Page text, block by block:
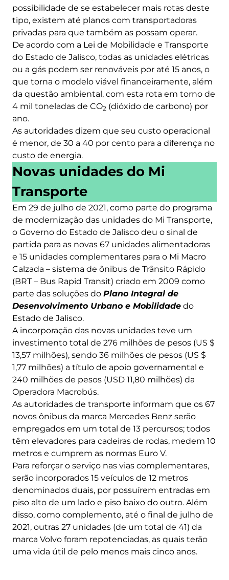
possibilidade de se estabelecer mais rotas deste
tipo, existem até planos com transportadoras
privadas para que também as possam operar.
De acordo com a Lei de Mobilidade e Transporte
do Estado de Jalisco, todas as unidades elétricas
ou a gás podem ser renováveis ​​por até 15 anos, o
que torna o modelo viável financeiramente, além
da questão ambiental, com esta rota em torno de
4 mil toneladas de CO2 (dióxido de carbono) por
ano.
As autoridades dizem que seu custo operacional
é menor, de 30 a 40 por cento para a diferença no
custo de energia.
Novas unidades do Mi
Transporte
Em 29 de julho de 2021, como parte do programa
de modernização das unidades do Mi Transporte,
o Governo do Estado de Jalisco deu o sinal de
partida para as novas 67 unidades alimentadoras
e 15 unidades complementares para o Mi Macro
Calzada – sistema de ônibus de Trânsito Rápido
(BRT – Bus Rapid Transit) criado em 2009 como
parte das soluções do Plano Integral de
Desenvolvimento Urbano e Mobilidade do
Estado de Jalisco.
A incorporação das novas unidades teve um
investimento total de 276 milhões de pesos (US $
13,57 milhões), sendo 36 milhões de pesos (US $
1,77 milhões) a título de apoio governamental e
240 milhões de pesos (USD 11,80 milhões) da
Operadora Macrobús.
As autoridades de transporte informam que os 67
novos ônibus da marca Mercedes Benz serão
empregados em um total de 13 percursos; todos
têm elevadores para cadeiras de rodas, medem 10
metros e cumprem as normas Euro V.
Para reforçar o serviço nas vias complementares,
serão incorporados 15 veículos de 12 metros
denominados duais, por possuírem entradas em
piso alto de um lado e piso baixo do outro. Além
disso, como complemento, até o final de julho de
2021, outras 27 unidades (de um total de 41) da
marca Volvo foram repotenciadas, as quais terão
uma vida útil de pelo menos mais cinco anos.